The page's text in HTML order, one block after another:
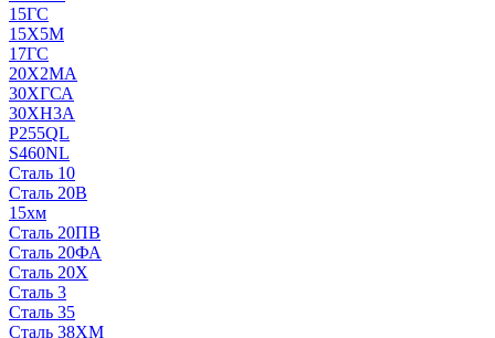
15ГС
15Х5М
17ГС
20Х2МА
30ХГСА
30ХН3А
P255QL
S460NL
Сталь 10
Сталь 20В
15хм
Сталь 20ПВ
Сталь 20ФА
Сталь 20Х
Сталь 3
Сталь 35
Сталь 38ХМ